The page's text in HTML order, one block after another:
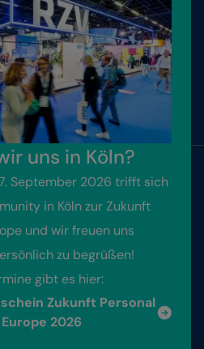
Einstellungen
Friendventure
Kontakt
uns in Köln?
September 2026 trifft sich
in Köln zur Zukunft
und wir freuen uns
zu begrüßen!
gibt es hier:
Zukunft Personal
Europe 2026